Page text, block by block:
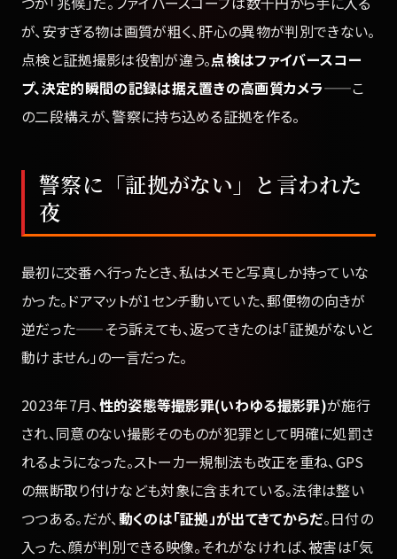
が、安すぎる物は画質が粗く、肝心の異物が判別できない。
点検と証拠撮影は役割が違う。点検はファイバースコー
プ、決定的瞬間の記録は据え置きの高画質カメラ——こ
の二段構えが、警察に持ち込める証拠を作る。
警察に「証拠がない」と言われた
夜
最初に交番へ行ったとき、私はメモと写真しか持っていな
かった。ドアマットが1センチ動いていた、郵便物の向きが
逆だった——そう訴えても、返ってきたのは「証拠がないと
動けません」の一言だった。
2023年7月、性的姿態等撮影罪(いわゆる撮影罪)が施行
され、同意のない撮影そのものが犯罪として明確に処罰さ
れるようになった。ストーカー規制法も改正を重ね、GPS
の無断取り付けなども対象に含まれている。法律は整い
つつある。だが、動くのは「証拠」が出てきてからだ。日付の
入った、顔が判別できる映像。それがなければ、被害は「気